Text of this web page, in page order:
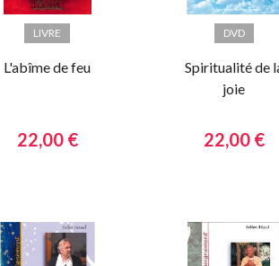
LIVRE
L'abîme de feu
22,00 €
DVD
Spiritualité de
joie
22,00 €